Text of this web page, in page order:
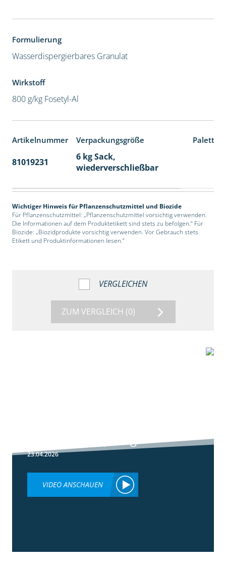
Formulierung
Wasserdispergierbares Granulat
Wirkstoff
800 g/kg Fosetyl-Al
Artikelnummer Verpackungsgröße
81019231
6 kg Sack,
wiederverschließbar
Wichtiger Hinweis für Pflanzenschutzmittel und Biozide
Für Pflanzenschutzmittel: „Pflanzenschutzmittel vorsichtig verwenden.
Die Informationen auf dem Produktetikett sind stets zu befolgen.“ Für
Biozide: „Biozidprodukte vorsichtig verwenden. Vor Gebrauch stets
Etikett und Produktinformationen lesen.“
VERGLEICHEN
ZUM VERGLEICH (0)
23.04.2026
VIDEO ANSCHAUEN